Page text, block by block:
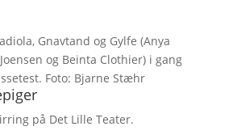
Gnavtand og Gylfe (Anya
og Beinta Clothier) i gang
Foto: Bjarne Stæhr
på Det Lille Teater.